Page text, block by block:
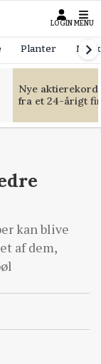
LOGIN MENU
Planter
Nye
fra et 24-årigt
kan blive
af dem,